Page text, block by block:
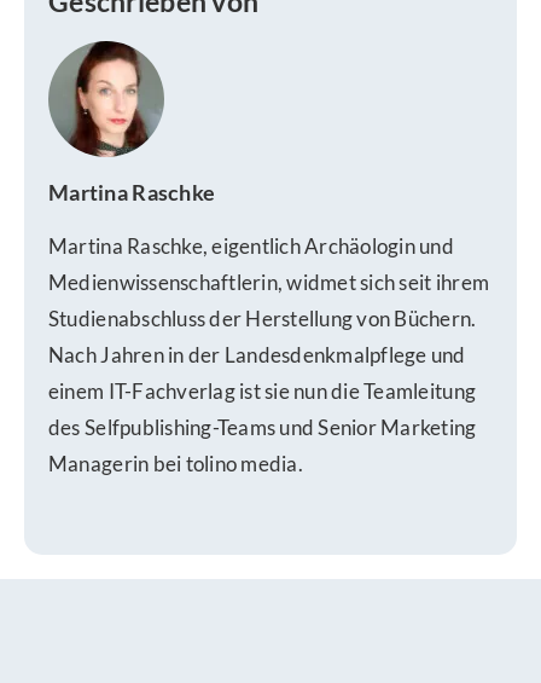
Martina Raschke
Martina Raschke, eigentlich Archäologin und
Medienwissenschaftlerin, widmet sich seit ihrem
Studienabschluss der Herstellung von Büchern.
Nach Jahren in der Landesdenkmalpflege und
einem IT-Fachverlag ist sie nun die Teamleitung
des Selfpublishing-Teams und Senior Marketing
Managerin bei tolino media.